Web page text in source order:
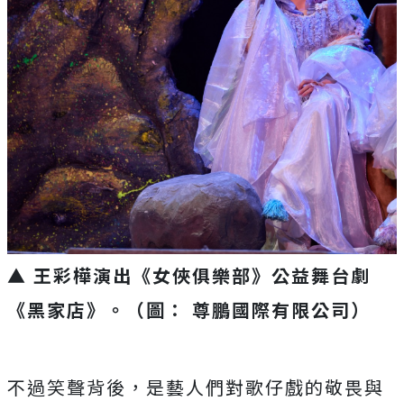
▲ 王彩樺演出《女俠俱樂部》公益舞台劇
《黑家店》。（圖： 尊鵬國際有限公司）
不過笑聲背後，是藝人們對歌仔戲的敬畏與